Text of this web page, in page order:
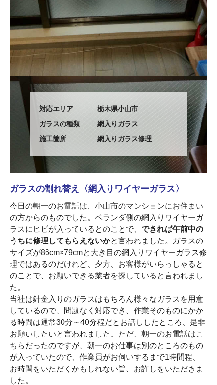
対応エリア 栃木県小山市
ガラスの種類
網入りガラス
施工箇所
網入りガラス修理
ガラスの割れ替え〈網入りワイヤーガラス〉
今日の朝一のお電話は、小山市のマンションにお住まい
の方からのものでした。ベランダ側の網入りワイヤーガ
ラスにヒビが入っているとのことで、 できれば午前中の
うちに修理してもらえないかと言われました。ガラスの
サイズが86cm×79cmと大き目の網入りワイヤーガラス修
理ではあるのだけれど、夕方、お客様がいらっしゃると
のことで、お願いできる業者を探していると言われまし
た。
当社は針金入りのガラスはもちろん様々なガラスを用意
しているので、問題なく対応でき、作業そのものにかか
る時間は通常30分～40分程だとお話ししたところ、是非
お願いしたいと言われました。ただ、朝一のお電話はこ
ちらだったのですが、朝一のお仕事は別のところのもの
が入っていたので、作業員がお伺いするまで1時間程、
お時間をいただくかもしれない旨、お許しをいただきま
した。